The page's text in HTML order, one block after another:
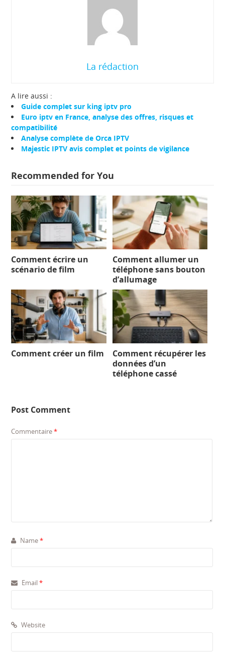
La rédaction
A lire aussi :
Guide complet sur king iptv pro
Euro iptv en France, analyse des offres, risques et
compatibilité
Analyse complète de Orca IPTV
Majestic IPTV avis complet et points de vigilance
Recommended for You
Comment écrire un
scénario de film
Comment allumer un
téléphone sans bouton
d’allumage
Comment créer un film
Comment récupérer les
données d’un
téléphone cassé
Post Comment
Commentaire*
Name*
Email*
Website